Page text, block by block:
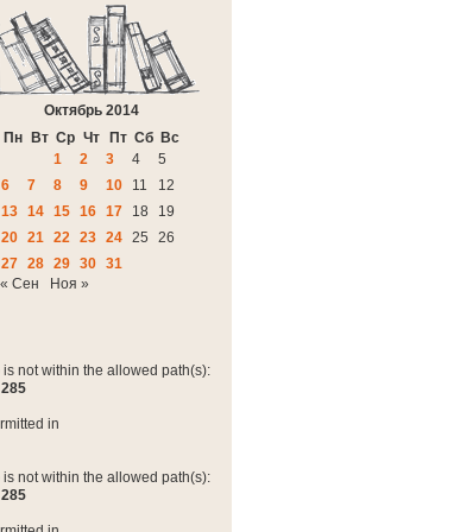
Октябрь 2014
Пн
Вт Ср Чт Пт Сб Вс
1
2 3 4
5
6
7 8 9 10 11
12
13 14 15 16 17 18
19
20 21 22 23 24 25
26
27 28 29 30 31
« Сен
Ноя »
not within the allowed path(s):
285
in
not within the allowed path(s):
285